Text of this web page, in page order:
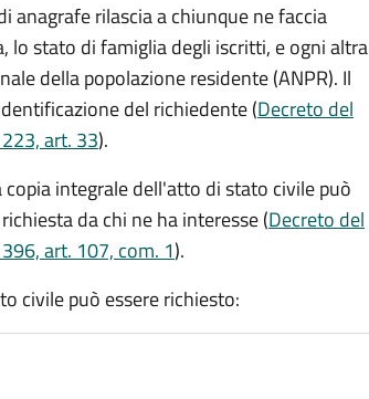
anagrafe rilascia a chiunque ne faccia
lo stato di famiglia degli iscritti, e ogni altra
della popolazione residente (ANPR). Il
del richiedente (Decreto del
art. 33).
integrale dell'atto di stato civile può
da chi ne ha interesse (Decreto del
art. 107, com. 1).
civile può essere richiesto: